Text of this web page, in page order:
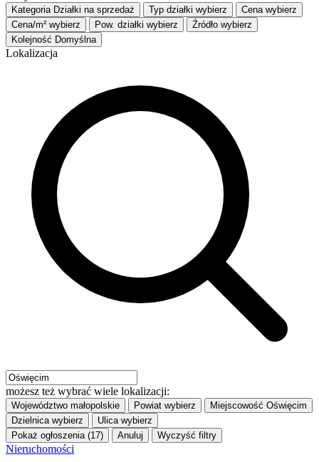
Kategoria Działki na sprzedaż Typ działki wybierz Cena wybierz
Cena/m² wybierz Pow. działki wybierz Źródło wybierz
Kolejność Domyślna
Lokalizacja
możesz też wybrać wiele lokalizacji:
Województwo małopolskie Powiat wybierz Miejscowość Oświęcim
Dzielnica wybierz Ulica wybierz
Pokaż ogłoszenia (17)
Anuluj Wyczyść filtry
Nieruchomości